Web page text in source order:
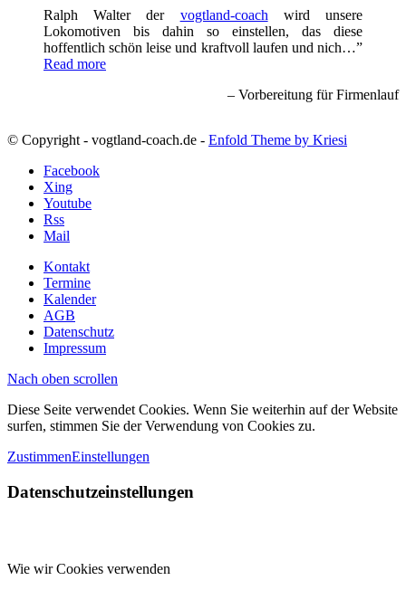
Ralph Walter der vogtland-coach wird unsere
Lokomotiven bis dahin so einstellen, das diese
hoffentlich schön leise und kraftvoll laufen und nich…
Read more
Vorbereitung für Firmenlauf
© Copyright - vogtland-coach.de - Enfold Theme by Kriesi
Facebook
Xing
Youtube
Rss
Mail
Kontakt
Termine
Kalender
AGB
Datenschutz
Impressum
Nach oben scrollen
Diese Seite verwendet Cookies. Wenn Sie weiterhin auf der Website
surfen, stimmen Sie der Verwendung von Cookies zu.
ZustimmenEinstellungen
Datenschutzeinstellungen
Wie wir Cookies verwenden